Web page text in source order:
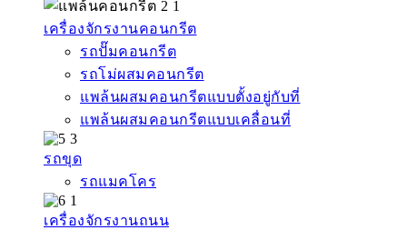
เครื่องจักรงานคอนกรีต
รถปั๊มคอนกรีต
รถโม่ผสมคอนกรีต
แพล้นผสมคอนกรีตแบบตั้งอยู่กับที่
แพล้นผสมคอนกรีตแบบเคลื่อนที่
รถขุด
รถแมคโคร
เครื่องจักรงานถนน